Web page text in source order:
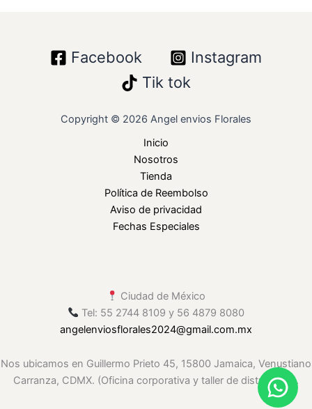
Facebook
Instagram
Tik tok
Copyright © 2026 Angel envios Florales
Inicio
Nosotros
Tienda
Política de Reembolso
Aviso de privacidad
Fechas Especiales
Ciudad de México
Tel: 55 2744 8109 y 56 4879 8080
angelenviosflorales2024@gmail.com.mx
Nos ubicamos en Guillermo Prieto 45, 15800 Jamaica, Venustiano
Carranza, CDMX. (Oficina corporativa y taller de distribución.